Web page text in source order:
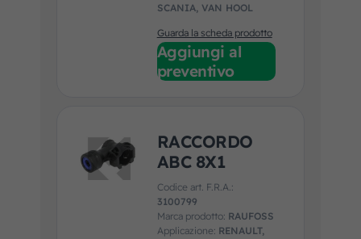
SCANIA, VAN HOOL
Guarda la scheda prodotto
Aggiungi al
preventivo
RACCORDO
ABC 8X1
Codice art. F.R.A.:
3100799
Marca prodotto: RAUFOSS
Applicazione: RENAULT,